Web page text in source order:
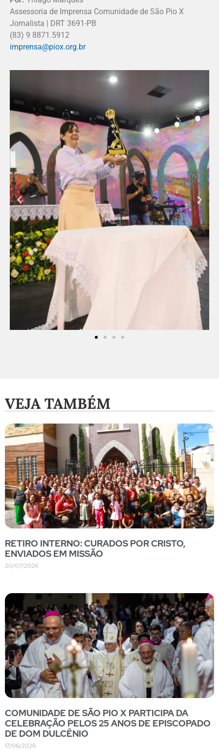
Assessoria de Imprensa Comunidade de São Pio X
Jornalista | DRT 3691-PB
(83) 9 8871.5912
imprensa@piox.org.br
VEJA TAMBÉM
RETIRO INTERNO: CURADOS POR CRISTO,
ENVIADOS EM MISSÃO
20/07/2026
COMUNIDADE DE SÃO PIO X PARTICIPA DA
CELEBRAÇÃO PELOS 25 ANOS DE EPISCOPADO
DE DOM DULCÊNIO
17/06/2026